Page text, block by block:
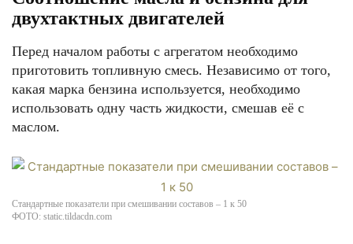
двухтактных двигателей
Перед началом работы с агрегатом необходимо
приготовить топливную смесь. Независимо от того,
какая марка бензина используется, необходимо
использовать одну часть жидкости, смешав её с
маслом.
Стандартные показатели при смешивании составов – 1 к 50
ФОТО: static.tildacdn.com